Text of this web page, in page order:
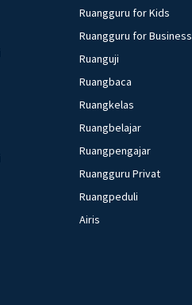
Ruangguru for Kids
Ruangguru for Business
Ruanguji
Ruangbaca
Ruangkelas
Ruangbelajar
Ruangpengajar
Ruangguru Privat
Ruangpeduli
Airis